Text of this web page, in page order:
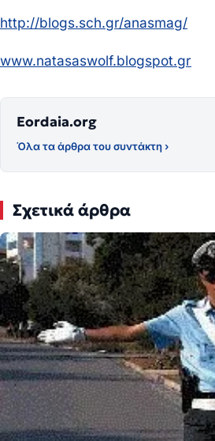
http://blogs.sch.gr/anasmag/
www.natasaswolf.blogspot.gr
Eordaia.org
Όλα τα άρθρα του συντάκτη ›
Σχετικά άρθρα